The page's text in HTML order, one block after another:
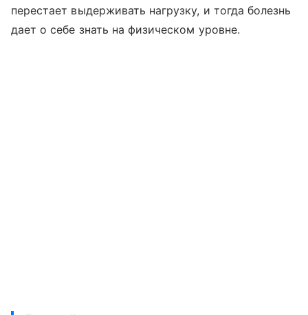
перестает выдерживать нагрузку, и тогда болезнь
дает о себе знать на физическом уровне.